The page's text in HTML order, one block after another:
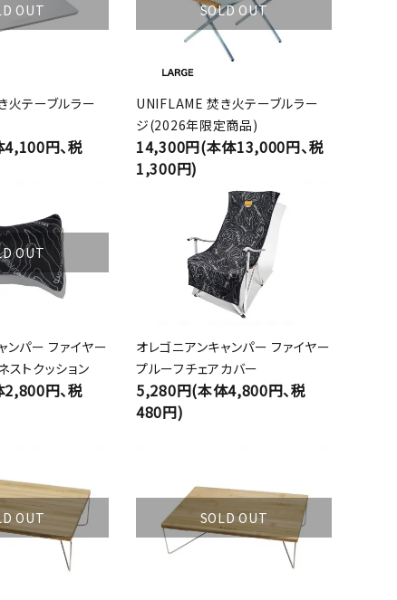
OUT
火テーブルラー
円、税
SOLD OUT
UNIFLAME 焚き火テーブルラー
ジ(2026年限定商品)
14,300円(本体13,000円、税
1,300円)
OUT
ンパー ファイヤー
ストクッション
円、税
オレゴニアンキャンパー ファイヤー
プルーフチェアカバー
5,280円(本体4,800円、税
480円)
OUT SOLD OUT